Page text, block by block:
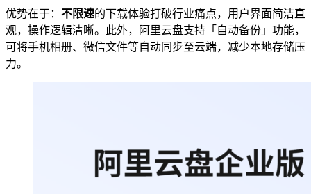
优势在于： 不限速的下载体验打破行业痛点，用户界面简洁直
观，操作逻辑清晰。此外，阿里云盘支持「自动备份」功能，
可将手机相册、微信文件等自动同步至云端，减少本地存储压
力。